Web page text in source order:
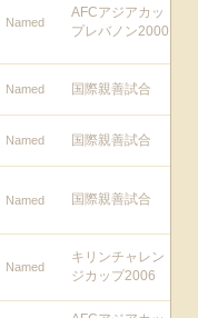
Named
AFCアジアカッ
プレバノン2000
Named 国際親善試合
Named 国際親善試合
Named 国際親善試合
Named
キリンチャレン
ジカップ2006